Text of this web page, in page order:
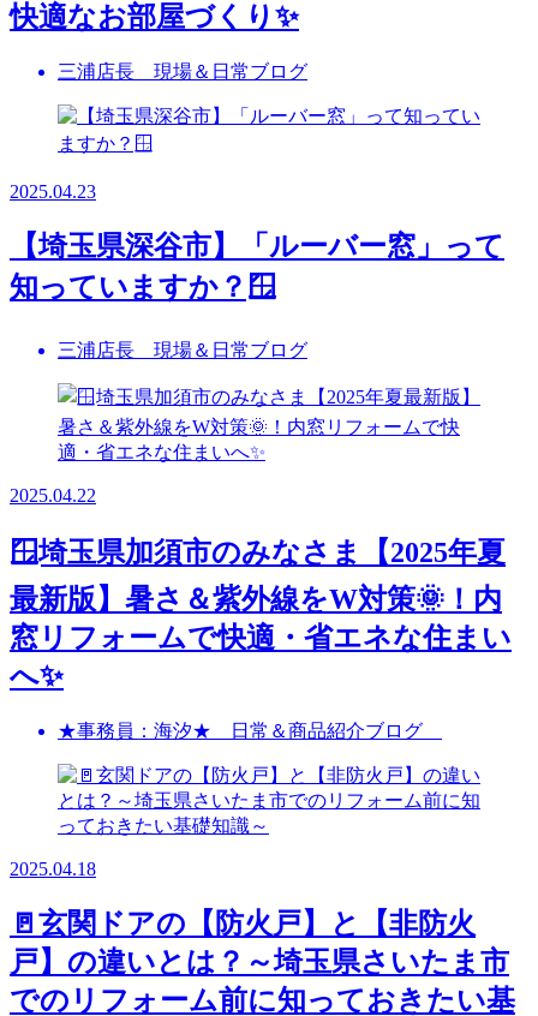
快適なお部屋づくり✨
三浦店長 現場＆日常ブログ
2025.04.23
【埼玉県深谷市】「ルーバー窓」って
知っていますか？🪟
三浦店長 現場＆日常ブログ
2025.04.22
🪟埼玉県加須市のみなさま【2025年夏
最新版】暑さ＆紫外線をW対策🌞！内
窓リフォームで快適・省エネな住まい
へ✨
★事務員：海汐★ 日常＆商品紹介ブログ
2025.04.18
🚪玄関ドアの【防火戸】と【非防火
戸】の違いとは？～埼玉県さいたま市
でのリフォーム前に知っておきたい基